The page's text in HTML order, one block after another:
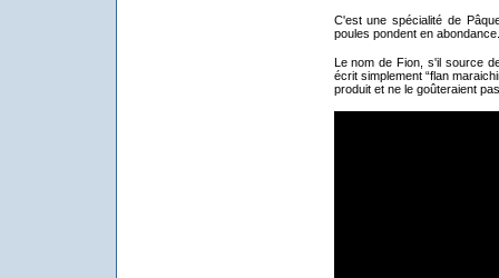
C'est une spécialité de
poules pondent en abondance.
Le nom de Fion, s'il source
écrit simplement “flan
produit et ne le goûteraient